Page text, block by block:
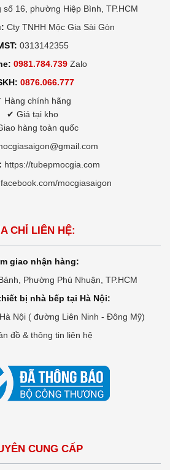
16, phường Hiệp Bình, TP.HCM
Cty TNHH Mộc Gia Sài Gòn
0313142355
0981.784.739 Zalo
0876.066.777
Hàng chính hãng
✔ Giá tại kho
hàng toàn quốc
https://tubepmocgia.com
facebook.com/mocgiasaigon
CHỈ LIÊN HỆ:
giao nhận hàng:
Phường Phú Nhuận, TP.HCM
bị nhà bếp tại Hà Nội:
Nội ( đường Liên Ninh - Đông Mỹ)
đồ & thông tin liên hệ
CUNG CẤP